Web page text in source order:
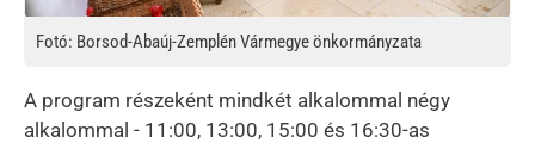
Fotó: Borsod-Abaúj-Zemplén Vármegye önkormányzata
A program részeként mindkét alkalommal négy
alkalommal - 11:00, 13:00, 15:00 és 16:30-as